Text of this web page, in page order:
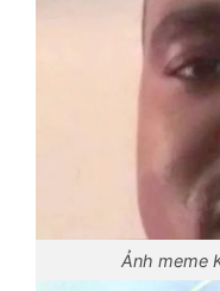
Ảnh meme